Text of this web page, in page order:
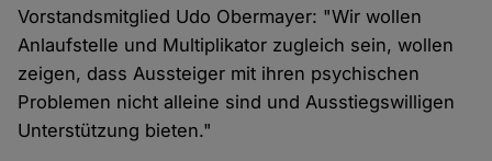
Vorstandsmitglied Udo Obermayer: "Wir wollen
Anlaufstelle und Multiplikator zugleich sein, wollen
zeigen, dass Aussteiger mit ihren psychischen
Problemen nicht alleine sind und Ausstiegswilligen
Unterstützung bieten."